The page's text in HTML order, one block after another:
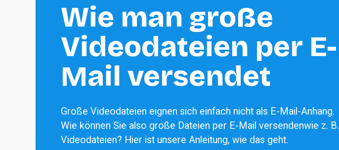
Wie man große
Videodateien per E-
Mail versendet
Große Videodateien eignen sich einfach nicht als E-Mail-Anhang.
Wie können Sie also große Dateien per E-Mail versendenwie z. B.
Videodateien? Hier ist unsere Anleitung, wie das geht.